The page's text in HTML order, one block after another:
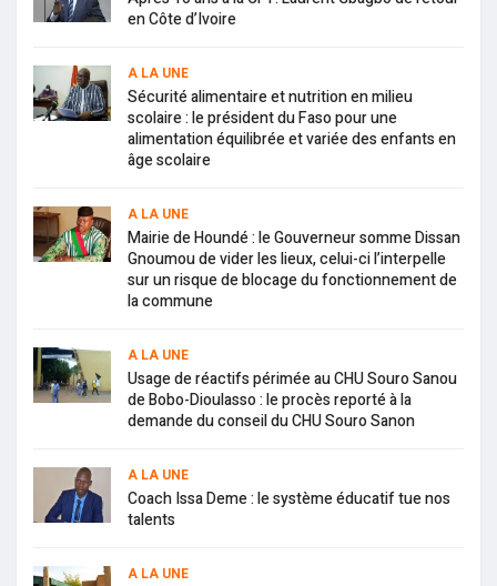
en Côte d’Ivoire
A LA UNE
Sécurité alimentaire et nutrition en milieu
scolaire : le président du Faso pour une
alimentation équilibrée et variée des enfants en
âge scolaire
A LA UNE
Mairie de Houndé : le Gouverneur somme Dissan
Gnoumou de vider les lieux, celui-ci l’interpelle
sur un risque de blocage du fonctionnement de
la commune
A LA UNE
Usage de réactifs périmée au CHU Souro Sanou
de Bobo-Dioulasso : le procès reporté à la
demande du conseil du CHU Souro Sanon
A LA UNE
Coach Issa Deme : le système éducatif tue nos
talents
A LA UNE